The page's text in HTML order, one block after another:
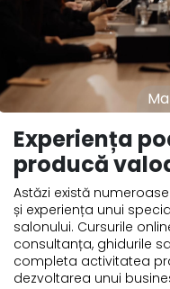
Experiența
producă
Astăzi există
și experiența unui
salonului. Cursurile
consultanța, ghidurile
completa activitatea
dezvoltarea unui